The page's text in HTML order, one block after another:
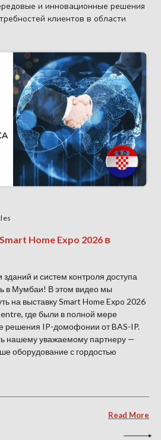
и инновационные решения
клиентов в области
Home Expo 2026 в
и систем контроля доступа
в Мумбаи! В этом видео мы
на выставку Smart Home Expo 2026
где были в полной мере
решения IP-домофонии от BAS-IP.
нашему уважаемому партнеру —
оборудование с гордостью
Read More